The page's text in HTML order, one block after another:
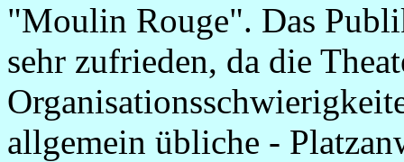
"Moulin Rouge". Das
sehr zufrieden, da die
allgemein übliche -